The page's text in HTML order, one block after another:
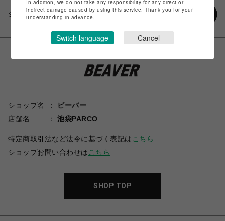
シェアする
ショップ名
ビーバー
店舗名
池袋PARCO
特定商取引法など法令に基づく表記は こちら
ショップお問い合わせは こちら
SHOP TOP
In addition, we do not take any responsibility for any direct or
indirect damage caused by using this service. Thank you for your
understanding in advance.
Switch language Cancel